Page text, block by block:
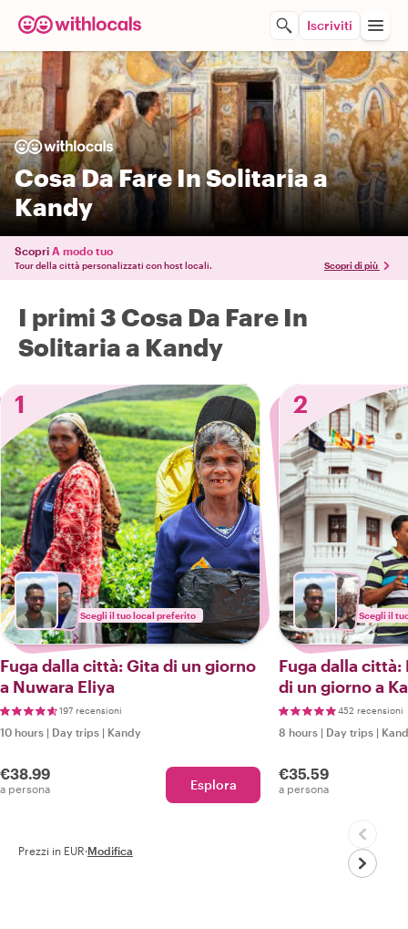
Iscriviti
Cosa Da Fare In Solitaria a
Kandy
Scopri A modo tuo
Tour della città personalizzati con host locali. Scopri di più
I primi 3 Cosa Da Fare In
Solitaria a Kandy
1
Scegli il tuo local preferito
Fuga dalla città: Gita di un giorno
a Nuwara Eliya
197 recensioni
10 hours | Day trips | Kandy
€38.99
a persona Esplora
2
Scegli il
Fuga dalla
di un giorno a
452 recensioni
8 hours | Day trips |
€35.59
a persona
Prezzi in EUR·Modifica